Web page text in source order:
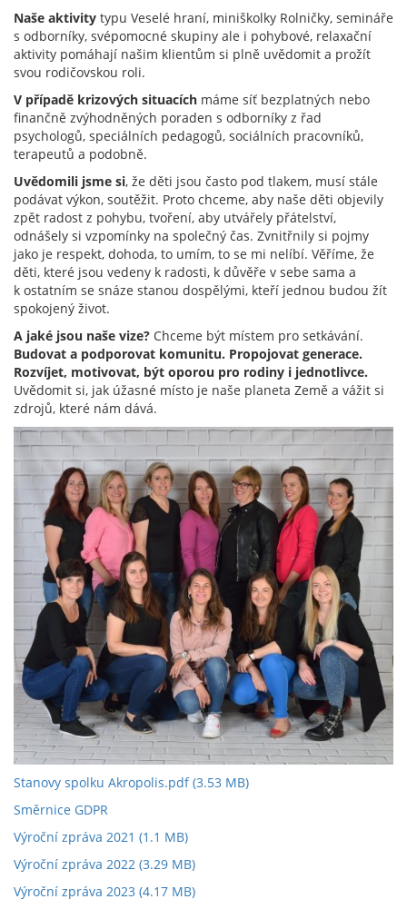
Naše aktivity typu Veselé hraní, miniškolky Rolničky, semináře
s odborníky, svépomocné skupiny ale i pohybové, relaxační
aktivity pomáhají našim klientům si plně uvědomit a prožít
svou rodičovskou roli.
V případě krizových situacích máme síť bezplatných nebo
finančně zvýhodněných poraden s odborníky z řad
psychologů, speciálních pedagogů, sociálních pracovníků,
terapeutů a podobně.
Uvědomili jsme si, že děti jsou často pod tlakem, musí stále
podávat výkon, soutěžit. Proto chceme, aby naše děti objevily
zpět radost z pohybu, tvoření, aby utvářely přátelství,
odnášely si vzpomínky na společný čas. Zvnitřnily si pojmy
jako je respekt, dohoda, to umím, to se mi nelíbí. Věříme, že
děti, které jsou vedeny k radosti, k důvěře v sebe sama a
k ostatním se snáze stanou dospělými, kteří jednou budou žít
spokojený život.
A jaké jsou naše vize? Chceme být místem pro setkávání.
Budovat a podporovat komunitu. Propojovat generace.
Rozvíjet, motivovat, být oporou pro rodiny i jednotlivce.
Uvědomit si, jak úžasné místo je naše planeta Země a vážit si
zdrojů, které nám dává.
Stanovy spolku Akropolis.pdf(3.53 MB)
Směrnice GDPR
Výroční zpráva 2021 (1.1 MB)
Výroční zpráva 2022 (3.29 MB)
Výroční zpráva 2023 (4.17 MB)